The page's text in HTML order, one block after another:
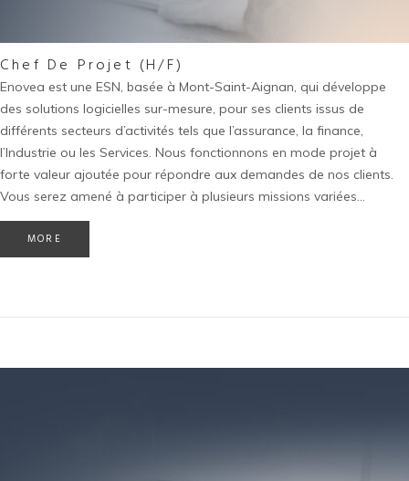
Chef De Projet (H/F)
Enovea est une ESN, basée à Mont-Saint-Aignan, qui développe
des solutions logicielles sur-mesure, pour ses clients issus de
différents secteurs d’activités tels que l’assurance, la finance,
l’Industrie ou les Services. Nous fonctionnons en mode projet à
forte valeur ajoutée pour répondre aux demandes de nos clients.
Vous serez amené à participer à plusieurs missions variées…
MORE